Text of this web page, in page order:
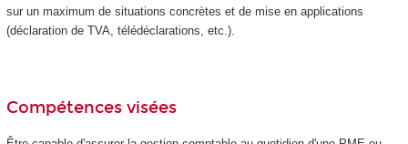
sur un maximum de situations concrètes et de mise en applications
(déclaration de TVA, télédéclarations, etc.).
Compétences visées